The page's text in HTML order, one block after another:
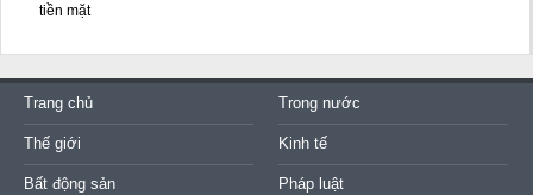
tiền mặt
Trang chủ Trong nước
Thế giới Kinh tế
Bất động sản Pháp luật